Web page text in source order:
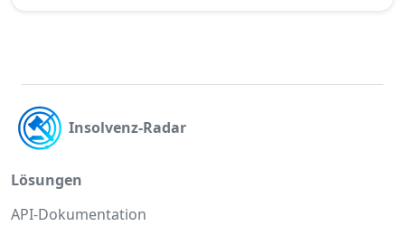
Insolvenz-Radar
Lösungen
API-Dokumentation